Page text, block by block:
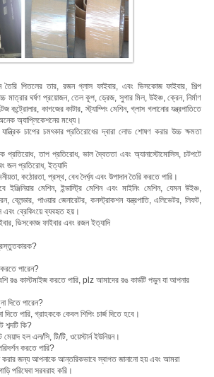
তৈরিপিতলের তার, রজন গ্লাস ফাইবার, এবং ভিসকোজ ফাইবার, শিল্প
মাত্রার ঘর্ষণ প্রয়োজন, তেল কূপ, ড্রেজ, সুগার মিল, উইঞ্চ, ক্রেন, নির্মাণ
কন্ট্রোলার, কাগজের কাটার, স্ট্যাম্পিং মেশিন, গ্লাস গলানোর যন্ত্রপাতিতে
অ্যাপ্লিকেশনের মধ্যে।
চাপের চমৎকার প্রতিরোধের দ্বারা লোড শোষণ করার উচ্চ ক্ষমতা
তাপ প্রতিরোধ, ভাল দ্বৈততা এবং অ্যানাস্টোমোসিস, চটপটে
জল প্রতিরোধ, ইত্যাদি
কঠোরতা, প্রস্থ, বেধ দৈর্ঘ্য এবং উপাদান তৈরি করতে পারি।
ইঞ্জিনিয়ার মেশিন, ইন্ডাস্ট্রি মেশিন এবং মাইনিং মেশিন, যেমন উইঞ্চ,
ব্লেন্ডার, পাওয়ার জেনারেটর, কনস্ট্রাকশন যন্ত্রপাতি, এলিভেটর, লিফট,
এবং ব্রেকিংয়ে ব্যবহৃত হয়।
ভিসকোজ ফাইবার এবং রজন ইত্যাদি
পারেন?
রঙ কাস্টমাইজ করতে পারি, plz আমাদের রঙ কার্ডটি পড়ুন যা আপনার
দিতে পারেন?
পারি, গ্রাহককে কেবল শিপিং চার্জ দিতে হবে।
কি?
হল এল/সি, টি/টি, ওয়েস্টার্ন ইউনিয়ন।
করতে পারি?
করার জন্য আপনাকে আন্তরিকভাবে স্বাগত জানানো হয় এবং আমরা
পরিষেবা সরবরাহ করি।